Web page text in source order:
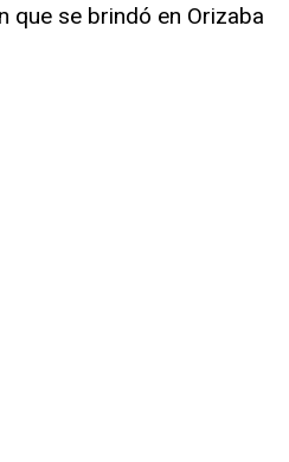
que se brindó en Orizaba